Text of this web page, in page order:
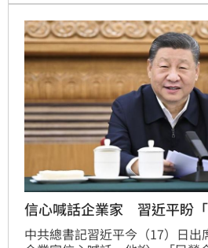
企指數上漲4.14%，深圳，上海
況正好形成強烈對比。」
信心喊話企業家 習近平盼「
中共總書記習近平今（17）日出